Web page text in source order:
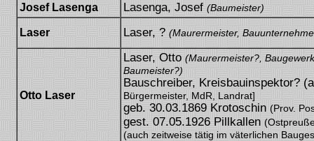
Josef Lasenga Lasenga, Josef(Baumeister)
Laser Laser, ? (Maurermeister,
Otto Laser
Laser, Otto (Maurermeister?,
Baumeister?)
Bauschreiber, Kreisbauinspektor?
Bürgermeister, MdR, Landrat]
geb. 30.03.1869 Krotoschin(Prov.
gest. 07.05.1926 Pillkallen
(auch zeitweise tätig im väterlichen